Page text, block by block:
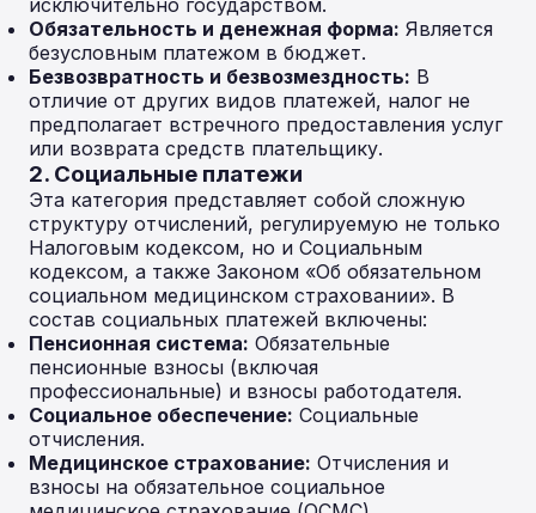
исключительно государством.
Обязательность и денежная форма: Является
безусловным платежом в бюджет.
Безвозвратность и безвозмездность: В
отличие от других видов платежей, налог не
предполагает встречного предоставления услуг
или возврата средств плательщику.
2. Социальные платежи
Эта категория представляет собой сложную
структуру отчислений, регулируемую не только
Налоговым кодексом, но и Социальным
кодексом, а также Законом «Об обязательном
социальном медицинском страховании». В
состав социальных платежей включены:
Пенсионная система: Обязательные
пенсионные взносы (включая
профессиональные) и взносы работодателя.
Социальное обеспечение: Социальные
отчисления.
Медицинское страхование: Отчисления и
взносы на обязательное социальное